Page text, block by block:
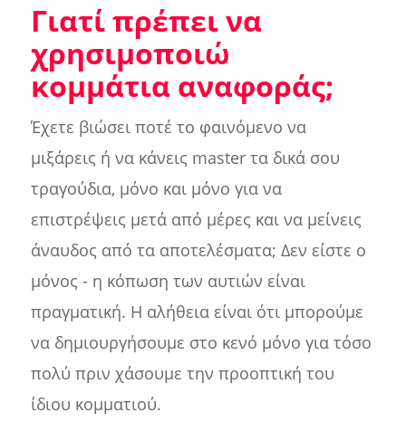
Γιατί πρέπει να
χρησιμοποιώ
κομμάτια αναφοράς;
Έχετε βιώσει ποτέ το φαινόμενο να
μιξάρεις ή να κάνεις master τα δικά σου
τραγούδια, μόνο και μόνο για να
επιστρέψεις μετά από μέρες και να μείνεις
άναυδος από τα αποτελέσματα; Δεν είστε ο
μόνος - η κόπωση των αυτιών είναι
πραγματική. Η αλήθεια είναι ότι μπορούμε
να δημιουργήσουμε στο κενό μόνο για τόσο
πολύ πριν χάσουμε την προοπτική του
ίδιου κομματιού.